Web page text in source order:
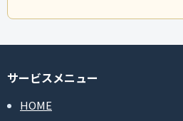
サービスメニュー
HOME